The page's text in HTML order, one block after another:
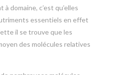
domaine, c’est qu’elles
essentiels en effet
il se trouve que les
des molécules relatives